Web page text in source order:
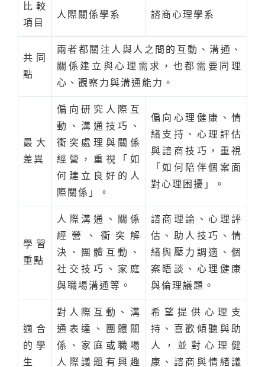
比較
項目
人際關係學系 諮商心理學系
共同
點
兩者都關注人與人之間的互動、溝通、
關係建立與心理需求，也都需要同理
心、觀察力與溝通能力。
最大
差異
偏向研究人際互
動、溝通技巧、
衝突處理與關係
經營，重視「如
何建立良好的人
際關係」。
偏向心理健康、情
緒支持、心理評估
與諮商技巧，重視
「如何陪伴個案面
對心理困擾」。
學習
重點
人際溝通、關係
經營、衝突解
決、團體互動、
社交技巧、家庭
與職場溝通等。
諮商理論、心理評
估、助人技巧、情
緒與壓力調適、個
案晤談、心理健康
與倫理議題。
適合
的學
生
對人際互動、溝
通表達、團體關
係、家庭或職場
人際議題有興趣
希望提供心理支
持、喜歡傾聽與助
人，並對心理健
康、諮商與情緒議